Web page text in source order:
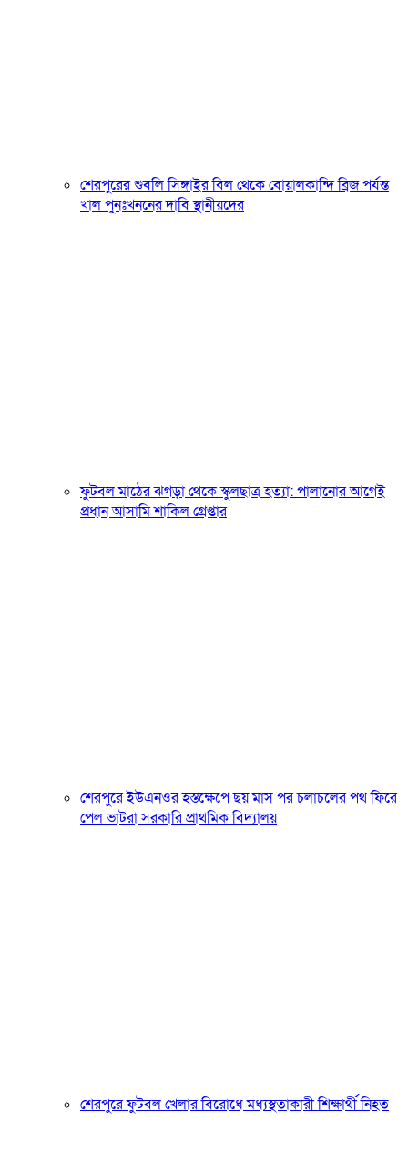
শেরপুরের শুবলি সিঙ্গাইর বিল থেকে বোয়ালকান্দি ব্রিজ পর্যন্ত
খাল পুনঃখননের দাবি স্থানীয়দের
ফুটবল মাঠের ঝগড়া থেকে স্কুলছাত্র হত্যা: পালানোর আগেই
প্রধান আসামি শাকিল গ্রেপ্তার
শেরপুরে ইউএনওর হস্তক্ষেপে ছয় মাস পর চলাচলের পথ ফিরে
পেল ভাটরা সরকারি প্রাথমিক বিদ্যালয়
শেরপুরে ফুটবল খেলার বিরোধে মধ্যস্থতাকারী শিক্ষার্থী নিহত